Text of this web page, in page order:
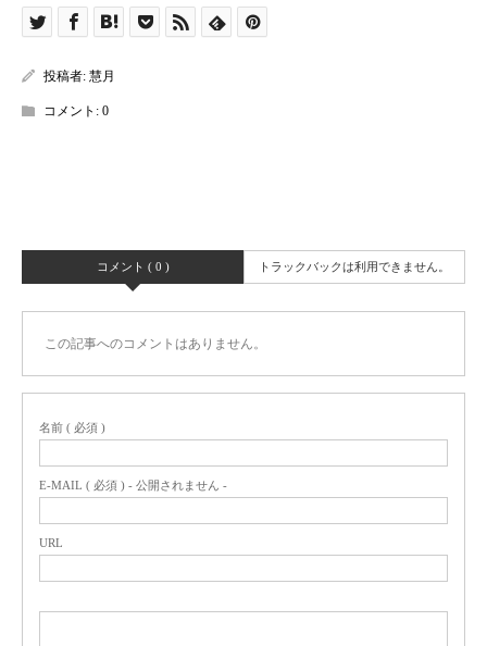
投稿者: 慧月
コメント: 0
コメント ( 0 ) トラックバックは利用できません。
この記事へのコメントはありません。
名前 ( 必須 )
E-MAIL ( 必須 ) - 公開されません -
URL